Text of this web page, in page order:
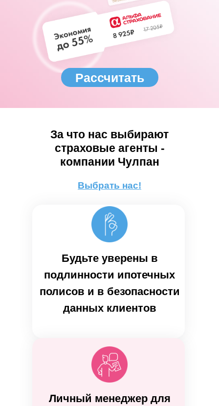
Рассчитать
За что нас выбирают
страховые агенты -
компании Чулпан
Выбрать нас!
Будьте уверены в
подлинности ипотечных
полисов и в безопасности
данных клиентов
Личный менеджер для